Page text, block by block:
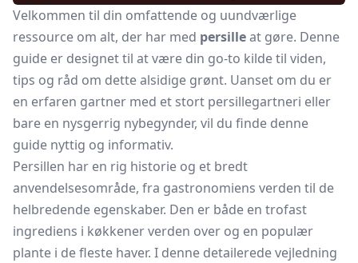
Velkommen til din omfattende og uundværlige
ressource om alt, der har med persilleat gøre. Denne
guide er designet til at være din go-to kilde til viden,
tips og råd om dette alsidige grønt. Uanset om du er
en erfaren gartner med et stort persillegartneri eller
bare en nysgerrig nybegynder, vil du finde denne
guide nyttig og informativ.
Persillen har en rig historie og et bredt
anvendelsesområde, fra gastronomiens verden til de
helbredende egenskaber. Den er både en trofast
ingrediens i køkkener verden over og en populær
plante i de fleste haver. I denne detailerede vejledning